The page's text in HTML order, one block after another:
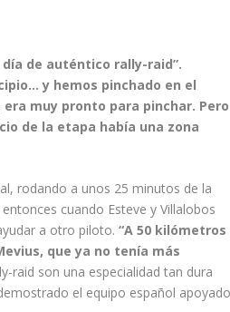
día de auténtico rally-raid”.
y hemos pinchado en el
muy pronto para pinchar. Pero
de la etapa había una zona
rodando a unos 25 minutos de la
cuando Esteve y Villalobos
a otro piloto.“A 50 kilómetros
que ya no tenía más
raid son una especialidad tan dura
el equipo español